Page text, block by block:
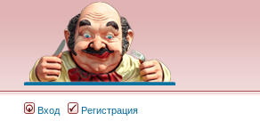
Вход Регистрация